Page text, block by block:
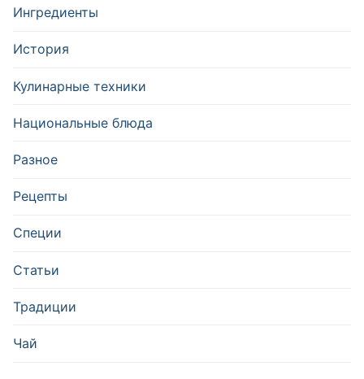
Ингредиенты
История
Кулинарные техники
Национальные блюда
Разное
Рецепты
Специи
Статьи
Традиции
Чай